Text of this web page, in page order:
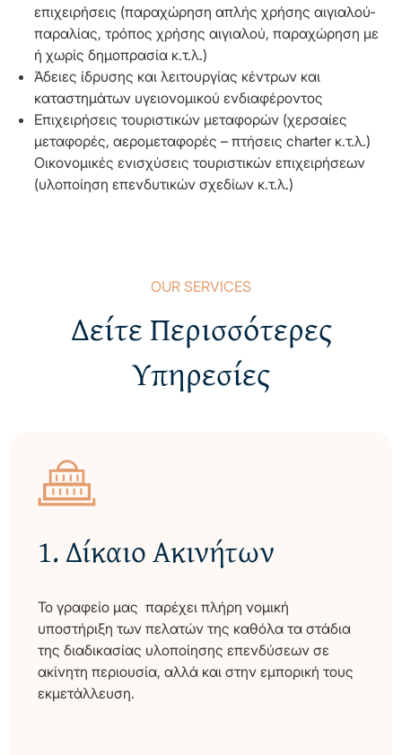
επιχειρήσεις (παραχώρηση απλής χρήσης αιγιαλού-
παραλίας, τρόπος χρήσης αιγιαλού, παραχώρηση με
ή χωρίς δημοπρασία κ.τ.λ.)
Άδειες ίδρυσης και λειτουργίας κέντρων και
καταστημάτων υγειονομικού ενδιαφέροντος
Eπιχειρήσεις τουριστικών μεταφορών (χερσαίες
μεταφορές, αερομεταφορές – πτήσεις charter κ.τ.λ.)
Οικονομικές ενισχύσεις τουριστικών επιχειρήσεων
(υλοποίηση επενδυτικών σχεδίων κ.τ.λ.)
OUR SERVICES
Δείτε Περισσότερες
Υπηρεσίες
1. Δίκαιο Ακινήτων
Το γραφείο μας παρέχει πλήρη νομική
υποστήριξη των πελατών της καθόλα τα στάδια
της διαδικασίας υλοποίησης επενδύσεων σε
ακίνητη περιουσία, αλλά και στην εμπορική τους
εκμετάλλευση.